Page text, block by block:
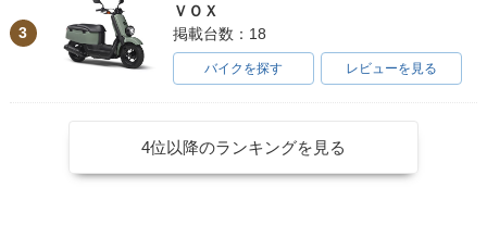
3
ＶＯＸ
掲載台数：18
バイクを探す レビューを見る
4位以降のランキングを見る